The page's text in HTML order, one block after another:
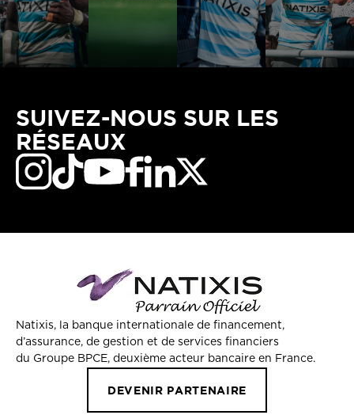
SUIVEZ-NOUS SUR LES
RÉSEAUX
Natixis, la banque internationale de financement,
d’assurance, de gestion et de services financiers
du Groupe BPCE, deuxième acteur bancaire en France.
DEVENIR PARTENAIRE